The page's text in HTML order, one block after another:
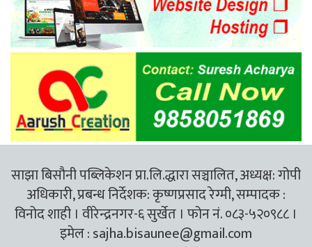
साझा बिसौनी पब्लिकेशन प्रा.लि.द्धारा सञ्चालित, अध्यक्ष: गोपी
अधिकारी, प्रबन्ध निर्देशक: कृष्णप्रसाद रेग्मी, सम्पादक :
विनोद शाही । वीरेन्द्रनगर-६ सुर्खेत । फोन नं. ०८३-५२०९८८ ।
इमेल :sajha.bisaunee@gmail.com